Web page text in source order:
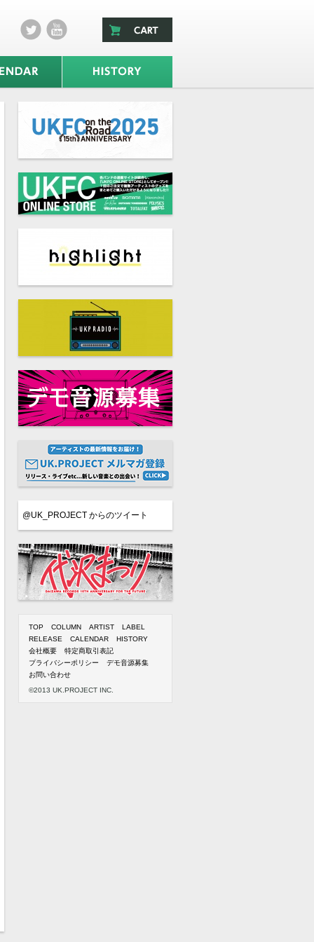
@UK_PROJECT からのツイート
TOP COLUMN ARTIST
LABEL
RELEASE
CALENDAR
HISTORY
会社概要
特定商取引表記
プライバシーポリシー
デモ音源募集
お問い合わせ
©2013 UK.PROJECT INC.